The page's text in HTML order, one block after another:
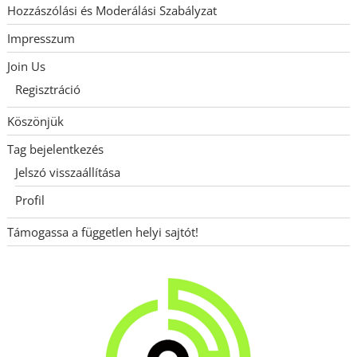
Hozzászólási és Moderálási Szabályzat
Impresszum
Join Us
Regisztráció
Köszönjük
Tag bejelentkezés
Jelszó visszaállítása
Profil
Támogassa a független helyi sajtót!